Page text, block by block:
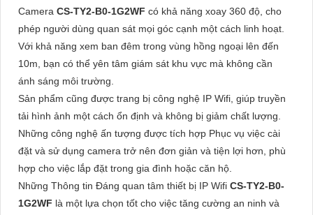
Camera CS-TY2-B0-1G2WF có khả năng xoay 360 độ, cho
phép người dùng quan sát mọi góc cạnh một cách linh hoạt.
Với khả năng xem ban đêm trong vùng hồng ngoại lên đến
10m, bạn có thể yên tâm giám sát khu vực mà không cần
ánh sáng môi trường.
Sản phẩm cũng được trang bị công nghệ IP Wifi, giúp truyền
tải hình ảnh một cách ổn định và không bị giảm chất lượng.
Những công nghệ ấn tượng được tích hợp Phục vụ việc cài
đặt và sử dụng camera trở nên đơn giản và tiện lợi hơn, phù
hợp cho việc lắp đặt trong gia đình hoặc căn hộ.
Những Thông tin Đáng quan tâm thiết bị IP Wifi CS-TY2-B0-
1G2WF là một lựa chọn tốt cho việc tăng cường an ninh và